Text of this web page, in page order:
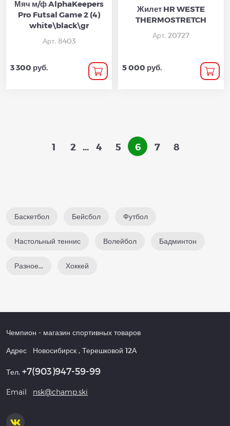
Мяч м/ф AlphaKeepers
Pro Futsal Game 2 (4)
white\black\gr
Арт. 8403
3 300 руб.
Жилет HR WESTE
THERMOSTRETCH
Арт. 20727
5 000 руб.
1 2 ... 4 5 6 7 8
Баскетбол Бейсбол Футбол
Настольный теннис Волейбол Бадминтон
Разное... Хоккей
Чемпион - магазин спортивных товаров
Адрес Новосибирск , Терешковой 12А
Тел. +7(903)947-59-99
Email nsk@champ.ski